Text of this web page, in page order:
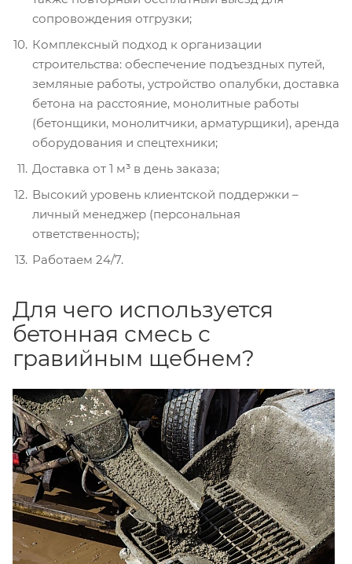
сопровождения отгрузки;
Комплексный подход к организации
строительства: обеспечение подъездных путей,
земляные работы, устройство опалубки, доставка
бетона на расстояние, монолитные работы
(бетонщики, монолитчики, арматурщики), аренда
оборудования и спецтехники;
Доставка от 1 м³ в день заказа;
Высокий уровень клиентской поддержки –
личный менеджер (персональная
ответственность);
Работаем 24/7.
Для чего используется
бетонная смесь с
гравийным щебнем?